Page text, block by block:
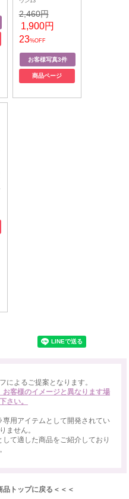
2,460円
1,900円
23%OFF
商品ページ
によるご提案となります。
客様のイメージと異なります場
さい。
専用アイテムとして開発されてい
ません。
て適した商品をご紹介しており
品トップに戻る＜＜＜